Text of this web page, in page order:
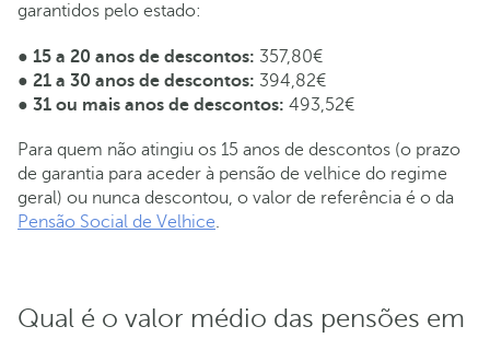
garantidos pelo estado:
● 15 a 20 anos de descontos: 357,80€
● 21 a 30 anos de descontos: 394,82€
● 31 ou mais anos de descontos: 493,52€
Para quem não atingiu os 15 anos de descontos (o prazo
de garantia para aceder à pensão de velhice do regime
geral) ou nunca descontou, o valor de referência é o da
Pensão Social de Velhice.
Qual é o valor médio das pensões em